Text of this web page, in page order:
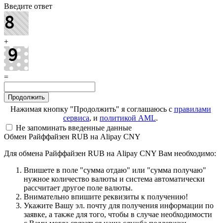
Введите ответ
+
=
Нажимая кнопку "Продолжить" я соглашаюсь с правилами
сервиса, и политикой AML.
Не запоминать введенные данные
Обмен Райффайзен RUB на Alipay CNY
Для обмена Райффайзен RUB на Alipay CNY Вам необходимо:
Впишете в поле "сумма отдаю" или "сумма получаю"
нужное количество валюты и система автоматически
рассчитает другое поле валюты.
Внимательно впишите реквизиты к получению!
Укажите Вашу эл. почту для получения информации по
заявке, а также для того, чтобы в случае необходимости